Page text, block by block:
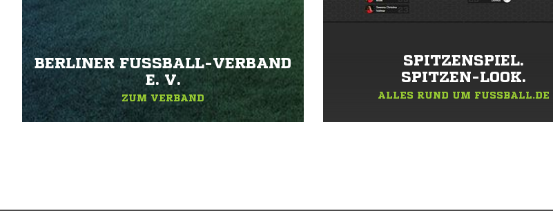
BERLINER FUSSBALL-VERBAND E
. V.
ZUM VERBAND
SPITZENSPIEL.
SPITZEN-LOOK.
ALLES RUND UM FUSSBALL.DE